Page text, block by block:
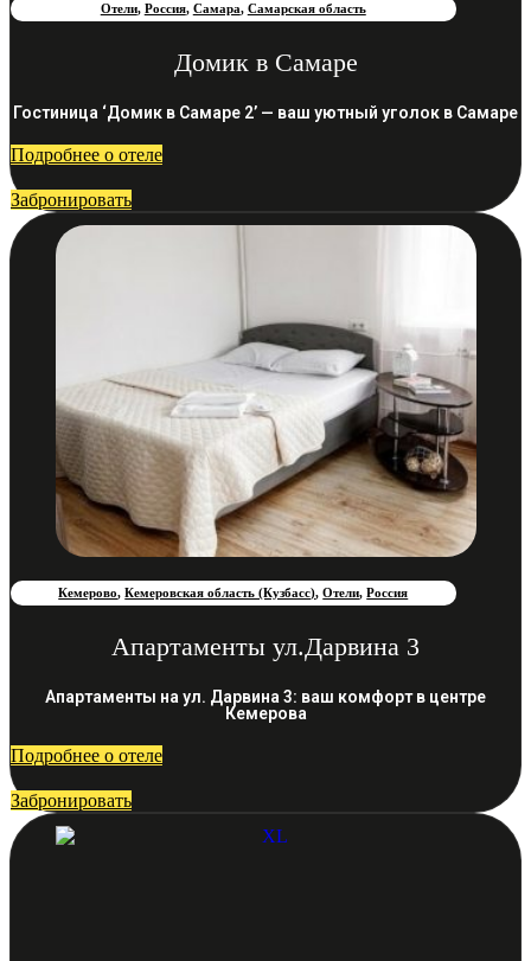
Отели, Россия, Самара, Самарская область
Домик в Самаре
Гостиница ‘Домик в Самаре 2’ — ваш уютный уголок в Самаре
Подробнее о отеле
Забронировать
Кемерово,Кемеровская область (Кузбасс),Отели,Россия
Апартаменты ул.Дарвина 3
Апартаменты на ул. Дарвина 3: ваш комфорт в центре
Кемерова
Подробнее о отеле
Забронировать